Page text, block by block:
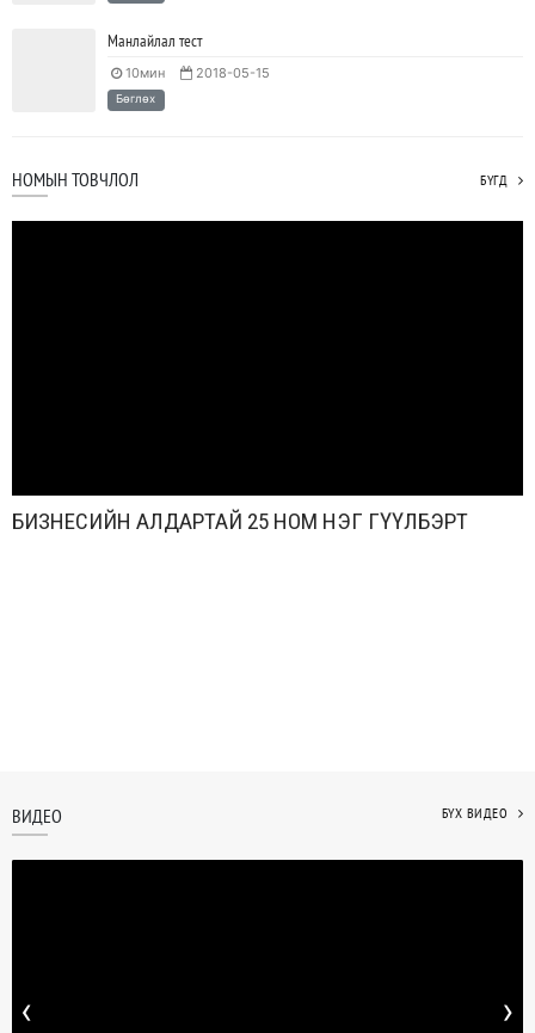
Манлайлал тест
10мин 2018-05-15
Бөглөх
НОМЫН ТОВЧЛОЛ БҮГД
БИЗНЕСИЙН АЛДАРТАЙ 25 НОМ НЭГ ӨГҮҮЛБЭРТ
ВИДЕО БҮХ ВИДЕО
‹ ›